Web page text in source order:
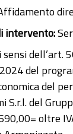
intervento:
dell’art.
del
del
S.r.l. del
oltre